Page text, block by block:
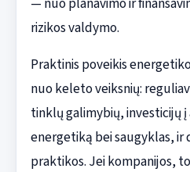
rizikos valdymo.
Praktinis poveikis
nuo keleto veiksnių:
tinklų galimybių, investicijų į
energetiką bei saugyklas, ir
praktikos. Jei kompanijos,